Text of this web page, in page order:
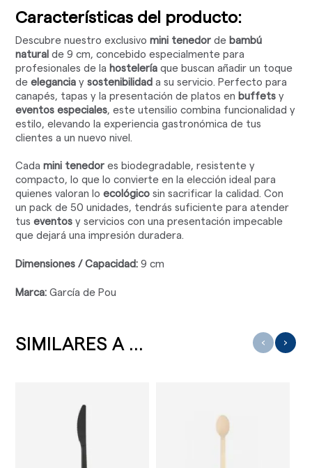
Características del producto:
Descubre nuestro exclusivomini tenedor de bambú
natural de 9 cm, concebido especialmente para
profesionales de la hostelería que buscan añadir un toque
deelegancia ysostenibilidad a su servicio. Perfecto para
canapés, tapas y la presentación de platos en buffets y
eventos especiales, este utensilio combina funcionalidad y
estilo, elevando la experiencia gastronómica de tus
clientes a un nuevo nivel.
Cadamini tenedor es biodegradable, resistente y
compacto, lo que lo convierte en la elección ideal para
quienes valoran loecológico sin sacrificar la calidad. Con
un pack de 50 unidades, tendrás suficiente para atender
tuseventos y servicios con una presentación impecable
que dejará una impresión duradera.
Dimensiones / Capacidad: 9 cm
Marca: García de Pou
SIMILARES A ... ‹ ›